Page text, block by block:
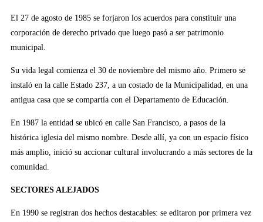
El 27 de agosto de 1985 se forjaron los acuerdos para constituir una
corporación de derecho privado que luego pasó a ser patrimonio
municipal.
Su vida legal comienza el 30 de noviembre del mismo año. Primero se
instaló en la calle Estado 237, a un costado de la Municipalidad, en una
antigua casa que se compartía con el Departamento de Educación.
En 1987 la entidad se ubicó en calle San Francisco, a pasos de la
histórica iglesia del mismo nombre. Desde allí, ya con un espacio físico
más amplio, inició su accionar cultural involucrando a más sectores de la
comunidad.
SECTORES ALEJADOS
En 1990 se registran dos hechos destacables: se editaron por primera vez